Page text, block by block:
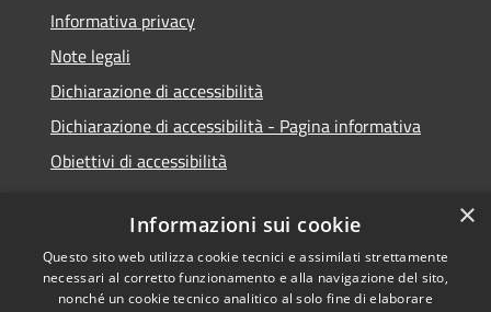
Informativa privacy
Note legali
Dichiarazione di accessibilità
Dichiarazione di accessibilità - Pagina informativa
Obiettivi di accessibilità
RSS
Accessibilità
Copyright © 2026 • Comune di
Micigliano • Powered by
×
Informazioni sui cookie
Questo sito web utilizza cookie tecnici e assimilati strettamente
necessari al corretto funzionamento e alla navigazione del sito,
nonché un cookie tecnico analitico al solo fine di elaborare